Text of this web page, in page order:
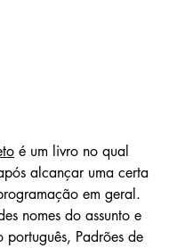
é um livro no qual
alcançar uma certa
em geral.
nomes do assunto e
Padrões de